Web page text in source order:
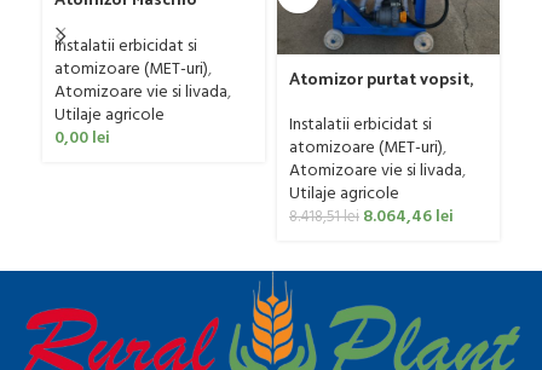
Gaspardo model Futura
Avant 1000/800/121 E
Instalatii erbicidat si
atomizoare (MET-uri),
Atomizoare vie si livada,
Utilaje agricole
0,00lei
Atomizor purtat vopsit,
Bufer, model Ronda
Clasic, 200 litri
Instalatii erbicidat si
atomizoare (MET-uri),
Atomizoare vie si livada,
Utilaje agricole
8.418,51lei 8.064,46lei